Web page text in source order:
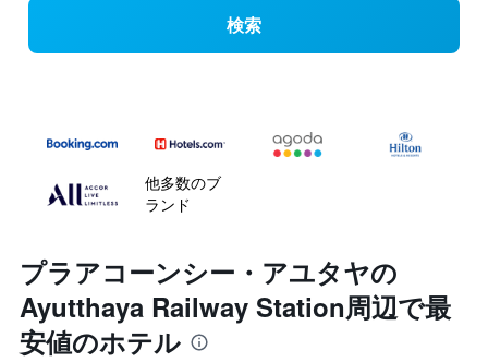
検索
他多数のブ
ランド
プラアコーンシー・アユタヤの
Ayutthaya Railway Station周辺で最
安値のホテル